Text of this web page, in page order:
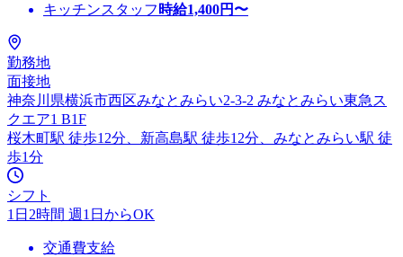
キッチンスタッフ 時給1,400円〜
勤務地
面接地
神奈川県横浜市西区みなとみらい2-3-2 みなとみらい東急ス
クエア1 B1F
桜木町駅 徒歩12分、新高島駅 徒歩12分、みなとみらい駅 徒
歩1分
シフト
1日2時間 週1日からOK
交通費支給